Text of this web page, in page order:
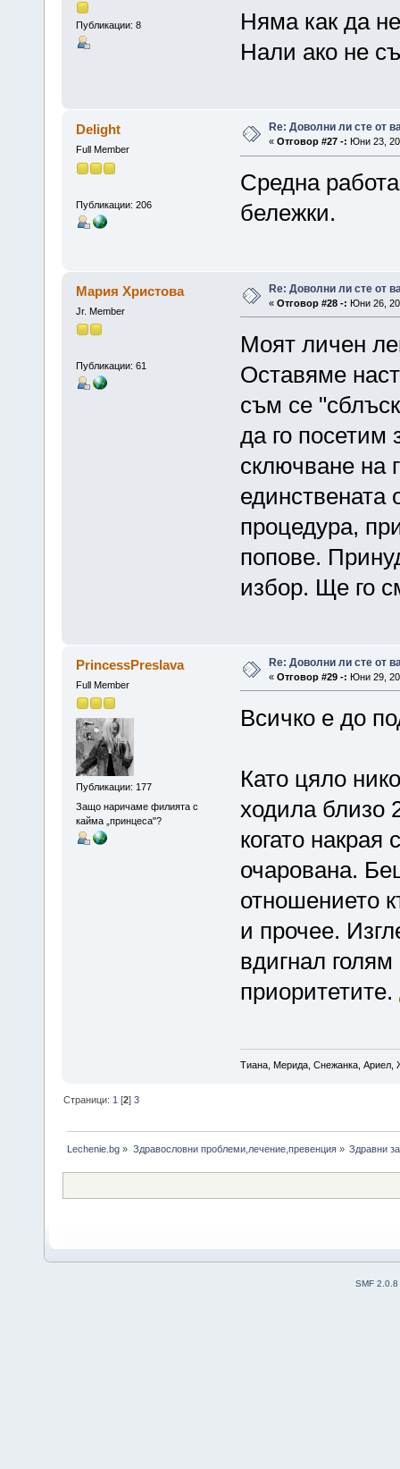
Публикации: 8
Няма как да
Нали ако не
Delight
Full Member
Публикации: 206
Re: Доволни ли сте от
« Отговор #27 -: Юни 23,
Средна
бележки.
Мария Христова
Jr. Member
Публикации: 61
Re: Доволни ли сте от
« Отговор #28 -: Юни 26,
Моят личен
Оставяме
съм се
да го посетим
сключване на
процедура,
попове.
избор. Ще го
PrincessPreslava
Full Member
Публикации: 177
Защо наричаме филията с
кайма „принцеса"?
Re: Доволни ли сте от
« Отговор #29 -: Юни 29,
Всичко е до
Като цяло
ходила близо
когато
очарована.
отношението
и прочее.
вдигнал
приоритетите.
Тиана, Мерида, Снежанка,
Страници: 1 [2]3
Lechenie.bg » Здравословни проблеми,лечение,превенция» Здравни
SMF 2.0.8